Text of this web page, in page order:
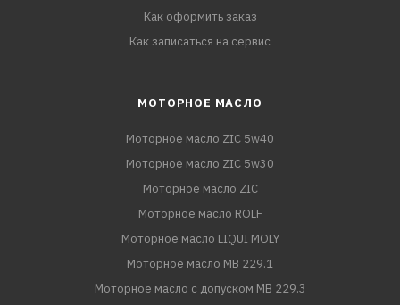
Как оформить заказ
Как записаться на сервис
МОТОРНОЕ МАСЛО
Моторное масло ZIC 5w40
Моторное масло ZIC 5w30
Моторное масло ZIC
Моторное масло ROLF
Моторное масло LIQUI MOLY
Моторное масло MB 229.1
Моторное масло с допуском MB 229.3